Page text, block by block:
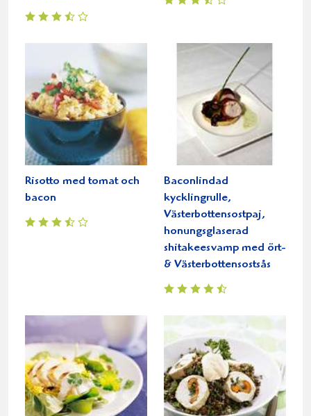
Risotto med tomat och
bacon
Baconlindad
kycklingrulle,
Västerbottensostpaj,
honungsglaserad
shitakeesvamp med ört-
& Västerbottensostsås